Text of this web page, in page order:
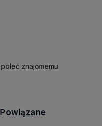
poleć znajomemu
Powiązane